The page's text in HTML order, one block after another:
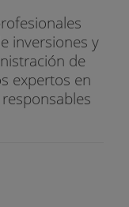
inversiones y
de
expertos en